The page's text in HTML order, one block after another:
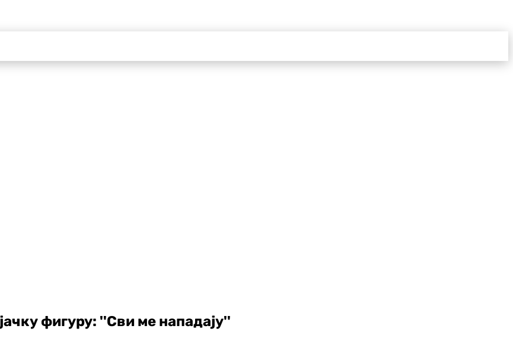
фигуру: ''Сви ме нападају''